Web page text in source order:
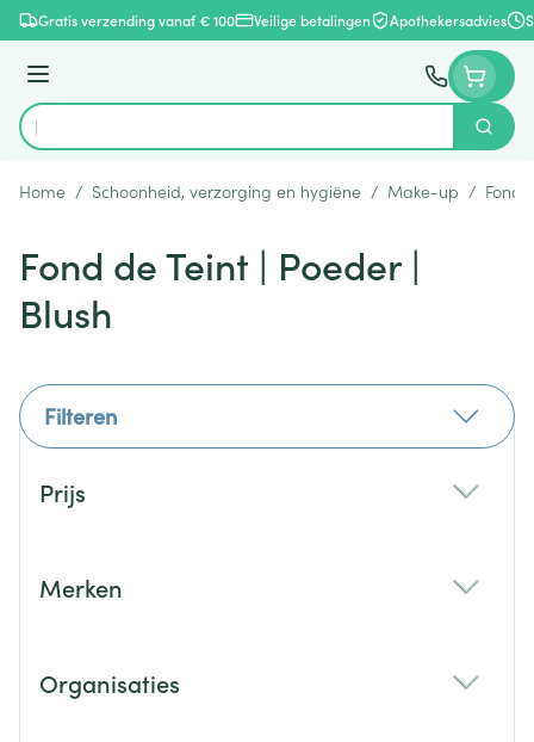
Ga naar de inhoud
Gratis verzending vanaf € 100 Veilige betalingen Apothekersadvies
Menu
Product, merk, categorie...
Zoek
Home / Schoonheid, verzorging en hygiëne / Make-up / Fond
Fond de Teint | Poeder |
Blush
Filteren
Prijs
Merken
Organisaties